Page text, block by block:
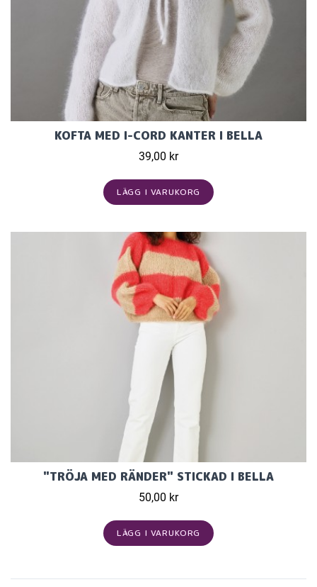
KOFTA MED I-CORD KANTER I BELLA
39,00 kr
LÄGG I VARUKORG
"TRÖJA MED RÄNDER" STICKAD I BELLA
50,00 kr
LÄGG I VARUKORG